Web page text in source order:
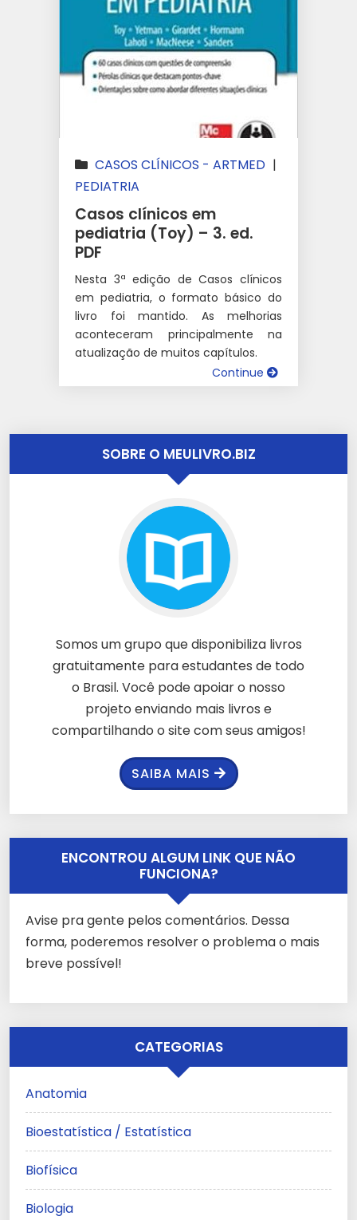
CASOS CLÍNICOS - ARTMED |
PEDIATRIA
Casos clínicos em
pediatria (Toy) – 3. ed.
PDF
Nesta 3ª edição de Casos clínicos
em pediatria, o formato básico do
livro foi mantido. As melhorias
aconteceram principalmente na
atualização de muitos capítulos.
Continue
SOBRE O MEULIVRO.BIZ
Somos um grupo que disponibiliza livros
gratuitamente para estudantes de todo
o Brasil. Você pode apoiar o nosso
projeto enviando mais livros e
compartilhando o site com seus amigos!
SAIBA MAIS
ENCONTROU ALGUM LINK QUE NÃO
FUNCIONA?
Avise pra gente pelos comentários. Dessa
forma, poderemos resolver o problema o mais
breve possível!
CATEGORIAS
Anatomia
Bioestatística / Estatística
Biofísica
Biologia